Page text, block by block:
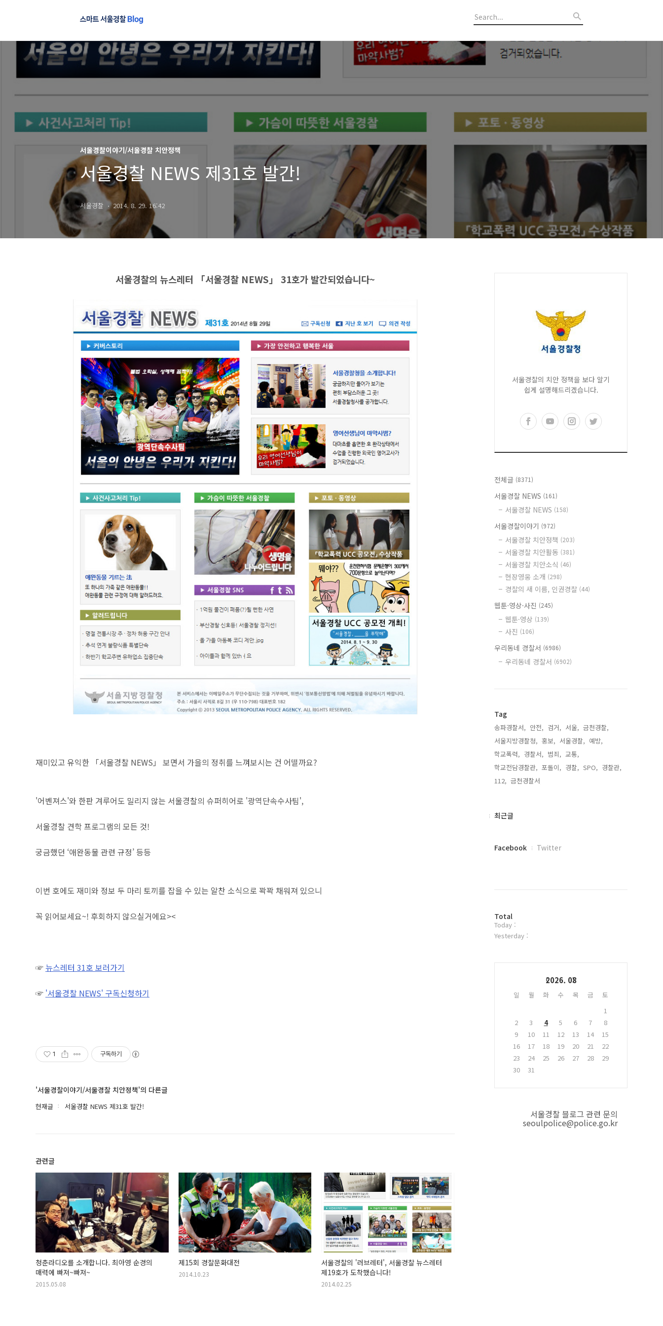
서울경찰이야기/서울경찰 치안정책
서울경찰 NEWS 제31호 발간!
서울경찰 2014. 8. 29. 16:42
서울경찰의 뉴스레터 「서울경찰 NEWS」 31호가 발간되었습니다~
재미있고 유익한 「서울경찰 NEWS」 보면서 가을의 정취를 느껴보시는 건 어떨까요?
'어벤져스'와 한판 겨루어도 밀리지 않는 서울경찰의 슈퍼히어로 '광역단속수사팀',
서울경찰 견학 프로그램의 모든 것!
궁금했던 ‘애완동물 관련 규정’ 등등
이번 호에도 재미와 정보 두 마리 토끼를 잡을 수 있는 알찬 소식으로 꽉꽉 채워져 있으니
꼭 읽어보세요~! 후회하지 않으실거에요><
☞뉴스레터 31호 보러가기
☞ '서울경찰 NEWS' 구독신청하기
1 구독하기
'서울경찰이야기/서울경찰 치안정책'의 다른글
현재글 서울경찰 NEWS 제31호 발간!
관련글
청춘라디오를 소개합니다. 최아영 순경의
매력에 빠져~빠져~
2015.05.08
제15회 경찰문화대전
2014.10.23
서울경찰의 '러브레터', 서울경찰 뉴스레터
제19호가 도착했습니다!
2014.02.25
서울경찰의 치안 정책을 보다 알기
쉽게 설명해드리겠습니다.
전체글 (8371)
서울경찰 NEWS (161)
서울경찰 NEWS (158)
서울경찰이야기 (972)
서울경찰 치안정책 (203)
서울경찰 치안활동 (381)
서울경찰 치안소식 (46)
현장영웅 소개 (298)
경찰의 새 이름, 인권경찰 (44)
웹툰·영상·사진 (245)
웹툰·영상 (139)
사진 (106)
우리동네 경찰서 (6986)
우리동네 경찰서 (6902)
Tag
송파경찰서, 안전, 검거, 서울, 금천경찰,
서울지방경찰청, 홍보, 서울경찰, 예방,
학교폭력, 경찰서, 범죄, 교통,
학교전담경찰관, 포돌이, 경찰, SPO, 경찰관,
112, 금천경찰서,
최
최근글
페
플
러
그
Facebook Twitter
방
문
자
Total
Today :
Yesterday :
2026. 08
일 월 화 수 목 금
토
1
2
3 4 5 6 7
8
9
10 11 12 13 14
15
16
17 18 19 20 21
22
23
24 25 26 27 28
29
30
31
서울경찰 블로그 관련 문의
seoulpolice@police.go.kr